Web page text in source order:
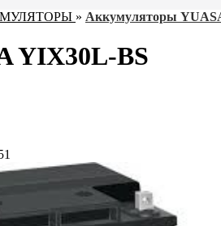
» Аккумуляторы
YIX30L-BS